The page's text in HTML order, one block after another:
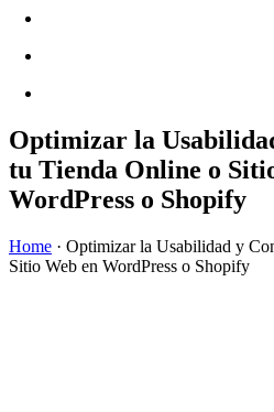
Optimizar la
tu Tienda Online o
WordPress o Shopify
Home · Optimizar la Usabilidad y
Sitio Web en WordPress o Shopify